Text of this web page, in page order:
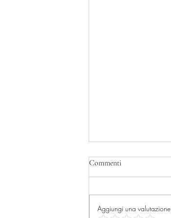
Commenti
Aggiungi una valutazione